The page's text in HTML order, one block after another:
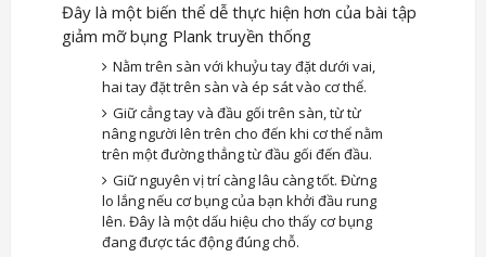
Đây là một biến thể dễ thực hiện hơn của bài tập
giảm mỡ bụng Plank truyền thống
Nằm trên sàn với khuỷu tay đặt dưới vai,
hai tay đặt trên sàn và ép sát vào cơ thể.
Giữ cẳng tay và đầu gối trên sàn, từ từ
nâng người lên trên cho đến khi cơ thể nằm
trên một đường thẳng từ đầu gối đến đầu.
Giữ nguyên vị trí càng lâu càng tốt. Đừng
lo lắng nếu cơ bụng của bạn khởi đầu rung
lên. Đây là một dấu hiệu cho thấy cơ bụng
đang được tác động đúng chỗ.